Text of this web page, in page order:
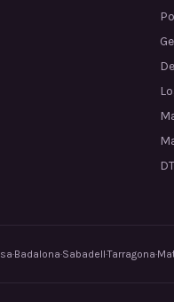
·Badalona·Sabadell·Tarragona·